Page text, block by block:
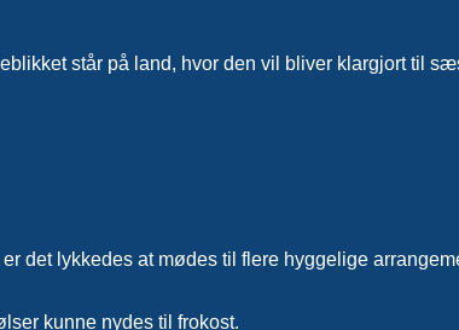
står på land, hvor den vil bliver klargjort til
det lykkedes at mødes til flere hyggelige
kunne nydes til frokost.